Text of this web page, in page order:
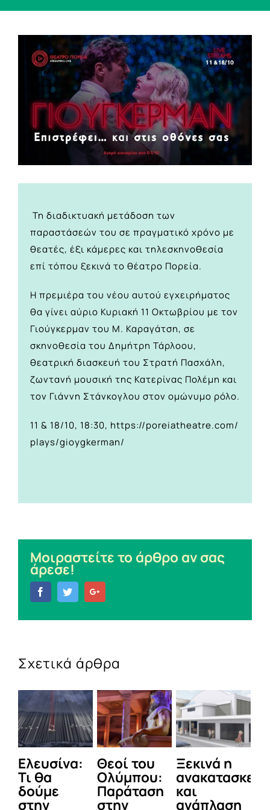
View
Larger
Image
Τη διαδικτυακή μετάδοση των
παραστάσεών του σε πραγματικό χρόνο με
θεατές, έξι κάμερες και τηλεσκηνοθεσία
επί τόπου ξεκινά το θέατρο Πορεία.
Η πρεμιέρα του νέου αυτού εγχειρήματος
θα γίνει αύριο Κυριακή 11 Οκτωβρίου με τον
Γιούγκερμαν του Μ. Καραγάτση, σε
σκηνοθεσία του Δημήτρη Τάρλοου,
θεατρική διασκευή του Στρατή Πασχάλη,
ζωντανή μουσική της Κατερίνας Πολέμη και
τον Γιάννη Στάνκογλου στον ομώνυμο ρόλο.
11 & 18/10, 18:30, https://poreiatheatre.com/
plays/gioygkerman/
Μοιραστείτε το άρθρο αν σας
άρεσε!
FacebookTwitter
Σχετικά άρθρα
Ελευσίνα:
Τι θα
δούμε
στην
Θεοί του
Ολύμπου:
Παράταση
στην
Ξεκινά η
ανακατασκευή
και
ανάπλαση